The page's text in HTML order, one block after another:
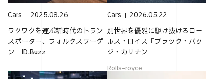
Cars 2025.08.26
ワクワクを運ぶ新時代のトラン
スポーター、フォルクスワーゲ
ン「ID.Buzz」
Cars 2026.05.22
別世界を優雅に駆け抜けるロー
ルス・ロイス「ブラック・バッ
ジ・カリナン」
Rolls-royce